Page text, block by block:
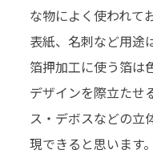
な物によく使われて
表紙、名刺など用途
箔押加工に使う箔は
デザインを際立たせ
ス・デボスなどの立
現できると思います。